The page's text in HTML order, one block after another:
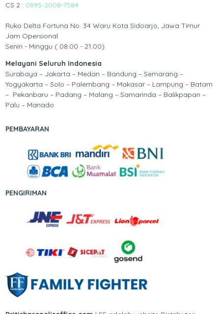
CS 2 : 0895-2008-7584
Ruko Delta Fortuna No. 34 Waru Kota Sidoarjo, Jawa Timur
Jam Opersional:
Senin - Minggu ( 08:00 - 21:00)
Melayani Seluruh Indonesia
Surabaya – Jakarta – Medan – Bandung – Semarang –
Yogyakarta – Solo – Palembang – Makasar – Lampung – Batam
– Pekanbaru – Padang – Malang – Samarinda – Balikpapan –
Palu – Manado
PEMBAYARAN
PENGIRIMAN